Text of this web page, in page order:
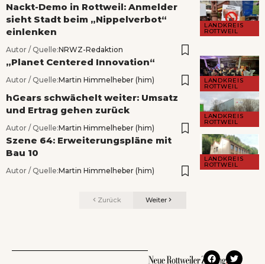
LANDKREIS
ROTTWEIL
Nackt-Demo in Rottweil: Anmelder
sieht Stadt beim „Nippelverbot“
einlenken
Autor / Quelle:NRWZ-Redaktion
LANDKREIS
ROTTWEIL
„Planet Centered Innovation“
Autor / Quelle:Martin Himmelheber (him)
LANDKREIS
ROTTWEIL
hGears schwächelt weiter: Umsatz
und Ertrag gehen zurück
Autor / Quelle:Martin Himmelheber (him)
LANDKREIS
ROTTWEIL
Szene 64: Erweiterungspläne mit
Bau 10
Autor / Quelle:Martin Himmelheber (him)
Zurück Weiter